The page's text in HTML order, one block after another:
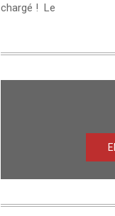
chargé ! Le